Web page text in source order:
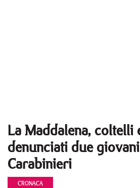
La Maddalena, coltelli
denunciati due
Carabinieri
CRONACA